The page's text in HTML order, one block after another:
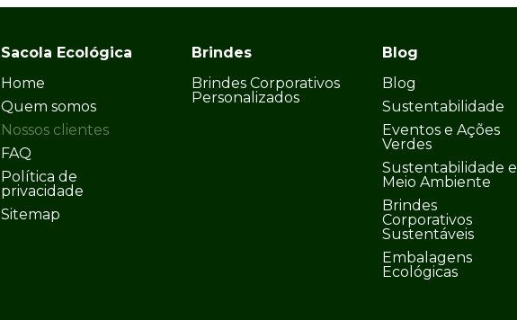
Sacola Ecológica
Home
Quem somos
Nossos clientes
FAQ
Política de
privacidade
Sitemap
Brindes
Brindes Corporativos
Personalizados
Blog
Blog
Sustentabilidade
Eventos e Ações
Verdes
Sustentabilidade e
Meio Ambiente
Brindes
Corporativos
Sustentáveis
Embalagens
Ecológicas